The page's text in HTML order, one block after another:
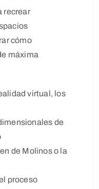
recrear
cómo
máxima
virtual, los
de
de Molinos o la
proceso